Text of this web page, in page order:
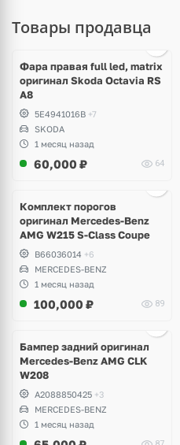
Товары продавца
Фара правая full led, matrix
оригинал Skoda Octavia RS
A8
5E4941016B +7
SKODA
1 месяц назад
60,000 ₽ 64
Комплект порогов
оригинал Mercedes-Benz
AMG W215 S-Class Coupe
B66036014 +6
MERCEDES-BENZ
1 месяц назад
100,000 ₽ 89
Бампер задний оригинал
Mercedes-Benz AMG CLK
W208
A2088850425 +3
MERCEDES-BENZ
1 месяц назад